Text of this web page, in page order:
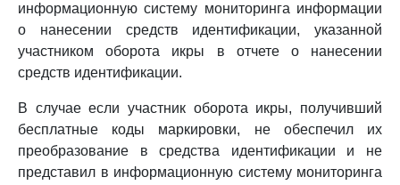
информационную систему мониторинга информации
о нанесении средств идентификации, указанной
участником оборота икры в отчете о нанесении
средств идентификации.
В случае если участник оборота икры, получивший
бесплатные коды маркировки, не обеспечил их
преобразование в средства идентификации и не
представил в информационную систему мониторинга